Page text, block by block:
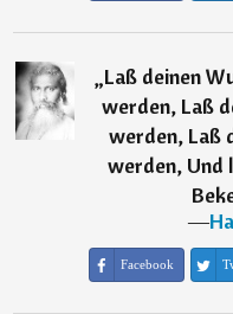
„Laß deinen
werden, Laß
werden, Laß
werden, Und
―
Facebook